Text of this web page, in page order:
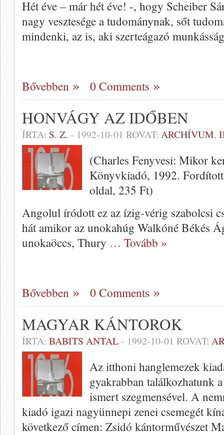
Hét éve – már hét éve! -, hogy Scheiber
nagy vesztesége a tudománynak, sőt
mindenki, az is, aki szerteágazó
Bővebben 0 Comments
HONVÁGY AZ IDŐBEN
ÍRTA: S. Z. - 1992-10-01 ROVAT: ARCHÍVUM,
(Charles Fenyvesi: Mikor
Könyvkiadó, 1992.
oldal, 235 Ft)
Angolul íródott ez az ízig-vérig szabolcsi
hát amikor az unokahúg Walkóné Békés
unokaöccs, Thury … Tovább »
Bővebben 0 Comments
MAGYAR KÁNTOROK
ÍRTA: BABITS ANTAL- 1992-10-01 ROVAT:
Az itthoni hanglemezek
gyakrabban találkozhatunk
ismert szegmensével. A
kiadó igazi nagyünnepi zenei csemegét
következő címen: Zsidó kántorművészet